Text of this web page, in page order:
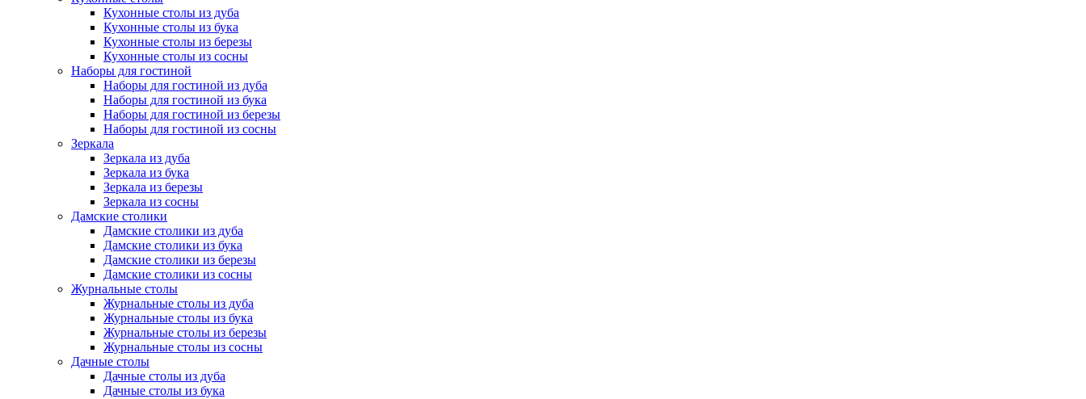
Кухонные столы из дуба
Кухонные столы из бука
Кухонные столы из березы
Кухонные столы из сосны
Наборы для гостиной
Наборы для гостиной из дуба
Наборы для гостиной из бука
Наборы для гостиной из березы
Наборы для гостиной из сосны
Зеркала
Зеркала из дуба
Зеркала из бука
Зеркала из березы
Зеркала из сосны
Дамские столики
Дамские столики из дуба
Дамские столики из бука
Дамские столики из березы
Дамские столики из сосны
Журнальные столы
Журнальные столы из дуба
Журнальные столы из бука
Журнальные столы из березы
Журнальные столы из сосны
Дачные столы
Дачные столы из дуба
Дачные столы из бука